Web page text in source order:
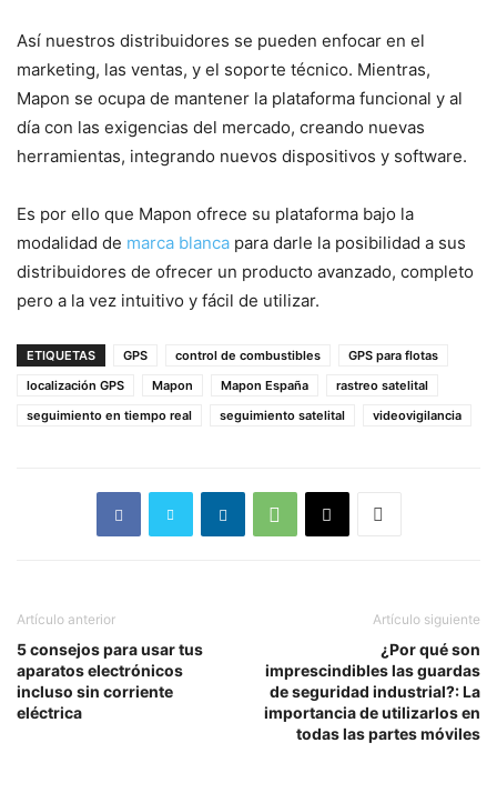
Así nuestros distribuidores se pueden enfocar en el
marketing, las ventas, y el soporte técnico. Mientras,
Mapon se ocupa de mantener la plataforma funcional y al
día con las exigencias del mercado, creando nuevas
herramientas, integrando nuevos dispositivos y software.
Es por ello que Mapon ofrece su plataforma bajo la
modalidad de marca blanca para darle la posibilidad a sus
distribuidores de ofrecer un producto avanzado, completo
pero a la vez intuitivo y fácil de utilizar.
ETIQUETAS GPS control de combustibles
GPS para flotas
localización GPS
Mapon Mapon España
rastreo satelital
seguimiento en tiempo real
seguimiento satelital videovigilancia
Artículo anterior
5 consejos para usar tus
aparatos electrónicos
incluso sin corriente
eléctrica
Artículo siguiente
¿Por qué son
imprescindibles las guardas
de seguridad industrial?: La
importancia de utilizarlos en
todas las partes móviles